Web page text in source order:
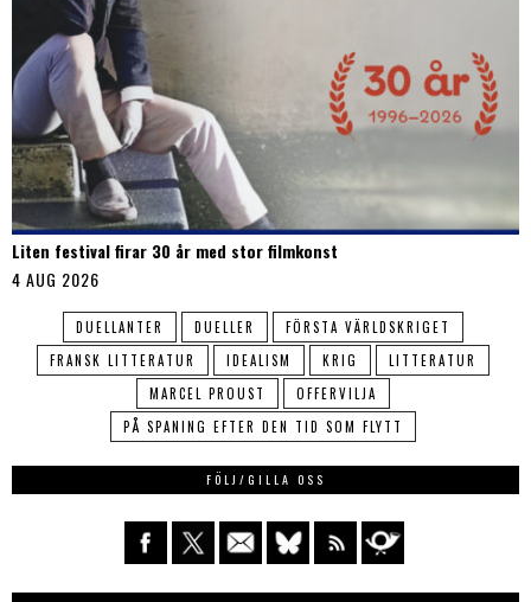
Liten festival firar 30 år med stor filmkonst
4 AUG 2026
DUELLANTER DUELLER
FÖRSTA VÄRLDSKRIGET
FRANSK LITTERATUR
IDEALISM KRIG
LITTERATUR
MARCEL PROUST
OFFERVILJA
PÅ SPANING EFTER DEN TID SOM FLYTT
FÖLJ/GILLA OSS